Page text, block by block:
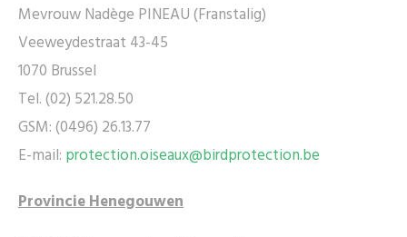
Mevrouw Nadège PINEAU (Franstalig)
Veeweydestraat 43-45
1070 Brussel
Tel. (02) 521.28.50
GSM: (0496) 26.13.77
E-mail: protection.oiseaux@birdprotection.be
Provincie Henegouwen